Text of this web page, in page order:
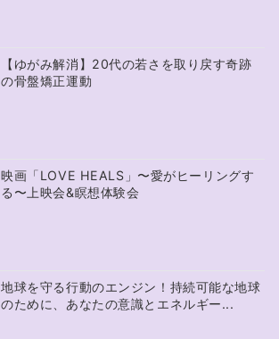
【ゆがみ解消】20代の若さを取り戻す奇跡
の骨盤矯正運動
映画「LOVE HEALS」〜愛がヒーリングす
る〜上映会&瞑想体験会
地球を守る行動のエンジン！持続可能な地球
のために、あなたの意識とエネルギー...